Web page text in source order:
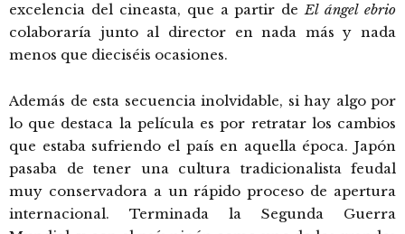
excelencia del cineasta, que a partir deEl ángel ebrio
colaboraría junto al director en nada más y nada
menos que dieciséis ocasiones.
Además de esta secuencia inolvidable, si hay algo por
lo que destaca la película es por retratar los cambios
que estaba sufriendo el país en aquella época. Japón
pasaba de tener una cultura tradicionalista feudal
muy conservadora a un rápido proceso de apertura
internacional. Terminada la Segunda Guerra